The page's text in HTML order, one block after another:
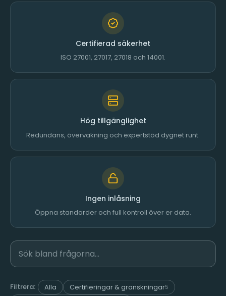
Certifierad säkerhet
ISO 27001, 27017, 27018 och 14001.
Hög tillgänglighet
Redundans, övervakning och expertstöd dygnet runt.
Ingen inlåsning
Öppna standarder och full kontroll över er data.
Filtrera: Alla Certifieringar & granskningar5